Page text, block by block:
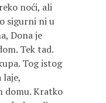
noći, ali
sigurni ni u
Dona je
Tek tad.
Tog istog
laje,
domu. Kratko